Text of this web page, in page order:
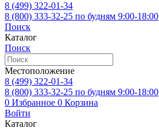
8 (499) 322-01-34
8 (800) 333-32-25 по будням 9:00-18:00
Поиск
Каталог
Поиск
Местоположение
8 (499) 322-01-34
8 (800) 333-32-25 по будням 9:00-18:00
0 Избранное 0 Корзина
Войти
Каталог